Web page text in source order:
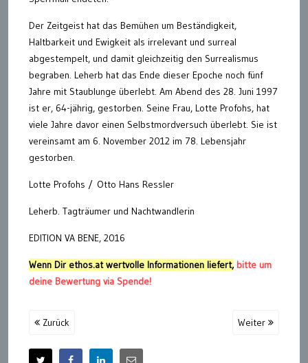
Der Zeitgeist hat das Bemühen um Beständigkeit,
Haltbarkeit und Ewigkeit als irrelevant und surreal
abgestempelt, und damit gleichzeitig den Surrealismus
begraben. Leherb hat das Ende dieser Epoche noch fünf
Jahre mit Staublunge überlebt. Am Abend des 28. Juni 1997
ist er, 64-jährig, gestorben. Seine Frau, Lotte Profohs, hat
viele Jahre davor einen Selbstmordversuch überlebt. Sie ist
vereinsamt am 6. November 2012 im 78. Lebensjahr
gestorben.
Lotte Profohs / Otto Hans Ressler
Leherb. Tagträumer und Nachtwandlerin
EDITION VA BENE, 2016
Wenn Dir ethos.at wertvolle Informationen liefert, bitte um
deine Bewertung via Spende!
Zurück Weiter